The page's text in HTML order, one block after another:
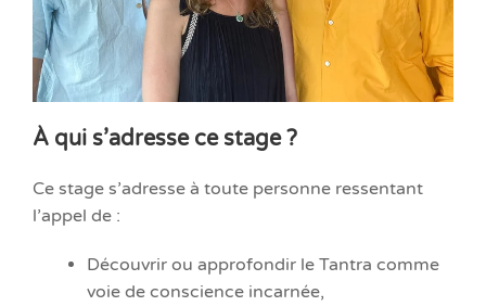
À qui s’adresse ce stage ?
Ce stage s’adresse à toute personne ressentant
l’appel de :
Découvrir ou approfondir le Tantra comme
voie de conscience incarnée,